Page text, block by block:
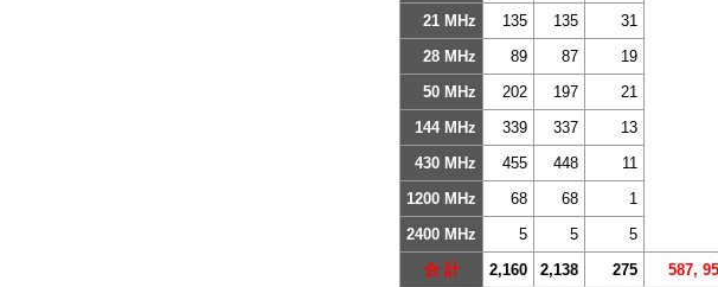
21 MHz
135 135
31
28 MHz
89 87
19
50 MHz
202 197
21
144 MHz
339 337
13
430 MHz
455 448
11
1200 MHz
68 68
1
2400 MHz
5 5
5
合 計
2,160 2,138 275 587,